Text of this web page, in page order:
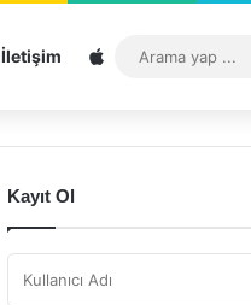
İletişim Sitemap
Kayıt Ol